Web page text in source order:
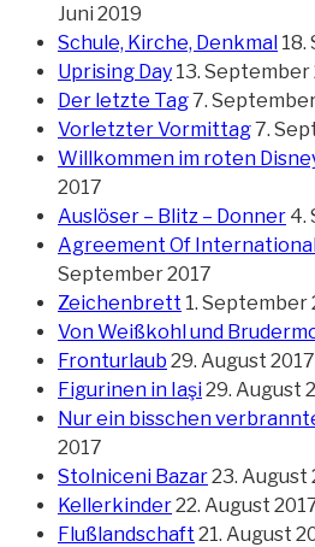
Juni 2019
Schule, Kirche, Denkmal 18.
Uprising Day 13. September
Der letzte Tag7.
Vorletzter Vormittag7.
Willkommen im roten
2017
Auslöser – Blitz – Donner 4.
Agreement Of
September 2017
Zeichenbrett 1. September
Von Weißkohl und
Fronturlaub 29. August 2017
Figurinen in Iaşi29. August
Nur ein bisschen
2017
Stolniceni Bazar23. August
Kellerkinder22. August
Flußlandschaft 21. August